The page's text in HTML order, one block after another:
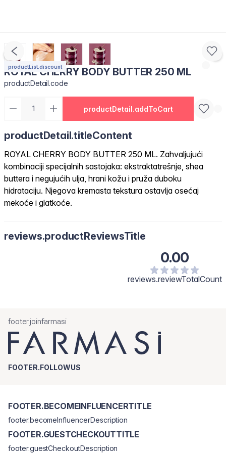
productList.discount
ROYAL CHERRY BODY BUTTER 250 ML
productDetail.code
productDetail.addToCart
productDetail.titleContent
ROYAL CHERRY BODY BUTTER 250 ML. Zahvaljujući
kombinaciji specijalnih sastojaka: ekstraktatrešnje, shea
buttera i negujućih ulja, hrani kožu i pruža duboku
hidrataciju. Njegova kremasta tekstura ostavlja osećaj
mekoće i glatkoće.
reviews.productReviewsTitle
0.00
reviews.reviewTotalCount
footer.joinfarmasi
FOOTER.FOLLOWUS
FOOTER.BECOMEINFLUENCERTITLE
footer.becomeInfluencerDescription
FOOTER.GUESTCHECKOUTTITLE
footer.guestCheckoutDescription